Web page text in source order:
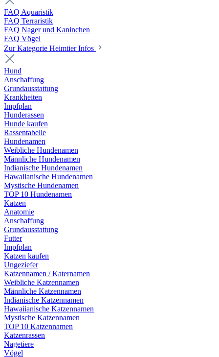
FAQ Aquaristik
FAQ Terraristik
FAQ Nager und Kaninchen
FAQ Vögel
Zur Kategorie Heimtier Infos
Hund
Anschaffung
Grundausstattung
Krankheiten
Impfplan
Hunderassen
Hunde kaufen
Rassentabelle
Hundenamen
Weibliche Hundenamen
Männliche Hundenamen
Indianische Hundenamen
Hawaiianische Hundenamen
Mystische Hundenamen
TOP 10 Hundenamen
Katzen
Anatomie
Anschaffung
Grundausstattung
Futter
Impfplan
Katzen kaufen
Ungeziefer
Katzennamen / Katernamen
Weibliche Katzennamen
Männliche Katzennamen
Indianische Katzennamen
Hawaiianische Katzennamen
Mystische Katzennamen
TOP 10 Katzennamen
Katzenrassen
Nagetiere
Vögel